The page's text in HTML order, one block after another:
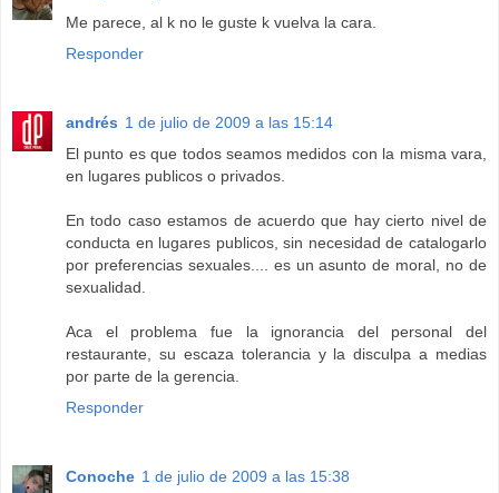
Me parece, al k no le guste k vuelva la cara.
Responder
andrés 1 de julio de 2009 a las 15:14
El punto es que todos seamos medidos con la misma vara,
en lugares publicos o privados.
En todo caso estamos de acuerdo que hay cierto nivel de
conducta en lugares publicos, sin necesidad de catalogarlo
por preferencias sexuales.... es un asunto de moral, no de
sexualidad.
Aca el problema fue la ignorancia del personal del
restaurante, su escaza tolerancia y la disculpa a medias
por parte de la gerencia.
Responder
Conoche 1 de julio de 2009 a las 15:38